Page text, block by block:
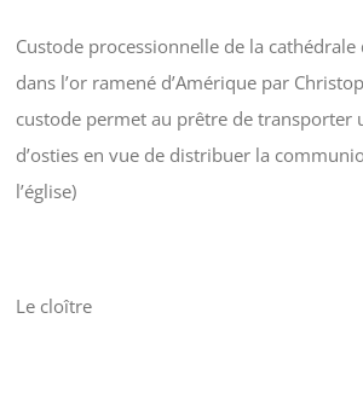
Custode processionnelle de la cathédrale
dans l’or ramené d’Amérique par
custode permet au prêtre de transporter
d’osties en vue de distribuer la
l’église)
Le cloître